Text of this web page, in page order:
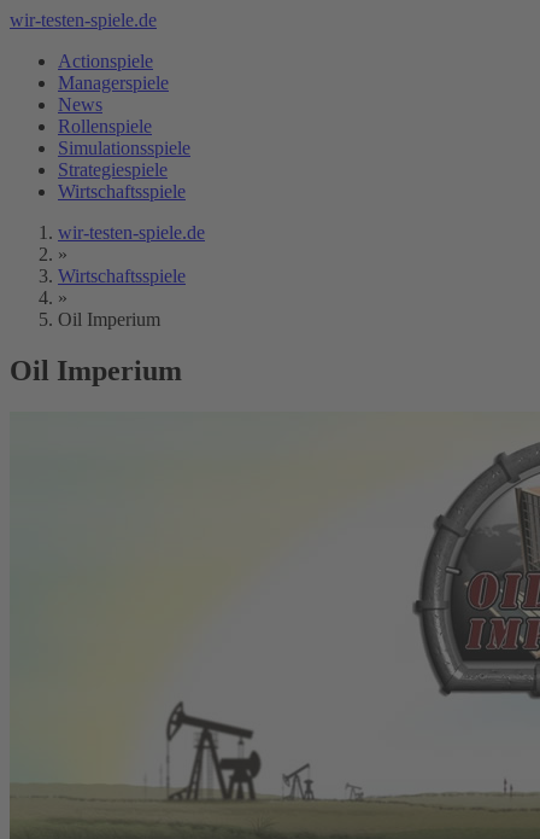
wir-testen-spiele.de
Actionspiele
Managerspiele
News
Rollenspiele
Simulationsspiele
Strategiespiele
Wirtschaftsspiele
wir-testen-spiele.de
»
Wirtschaftsspiele
»
Oil Imperium
Oil Imperium